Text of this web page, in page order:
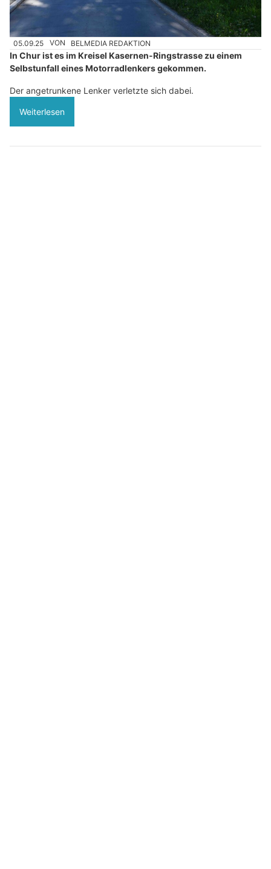
05.09.25 VON BELMEDIA REDAKTION
In Chur ist es im Kreisel Kasernen-Ringstrasse zu einem
Selbstunfall eines Motorradlenkers gekommen.
Der angetrunkene Lenker verletzte sich dabei.
Weiterlesen